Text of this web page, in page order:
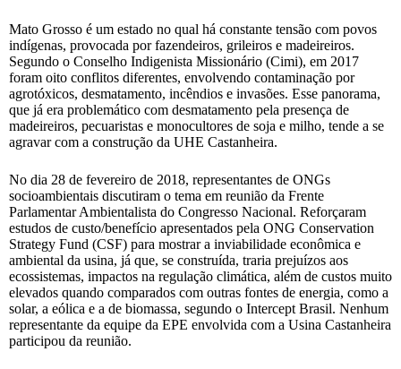
Mato Grosso é um estado no qual há constante tensão com povos
indígenas, provocada por fazendeiros, grileiros e madeireiros.
Segundo o Conselho Indigenista Missionário (Cimi), em 2017
foram oito conflitos diferentes, envolvendo contaminação por
agrotóxicos, desmatamento, incêndios e invasões. Esse panorama,
que já era problemático com desmatamento pela presença de
madeireiros, pecuaristas e monocultores de soja e milho, tende a se
agravar com a construção da UHE Castanheira.
No dia 28 de fevereiro de 2018, representantes de ONGs
socioambientais discutiram o tema em reunião da Frente
Parlamentar Ambientalista do Congresso Nacional. Reforçaram
estudos de custo/benefício apresentados pela ONG Conservation
Strategy Fund (CSF) para mostrar a inviabilidade econômica e
ambiental da usina, já que, se construída, traria prejuízos aos
ecossistemas, impactos na regulação climática, além de custos muito
elevados quando comparados com outras fontes de energia, como a
solar, a eólica e a de biomassa, segundo o Intercept Brasil. Nenhum
representante da equipe da EPE envolvida com a Usina Castanheira
participou da reunião.